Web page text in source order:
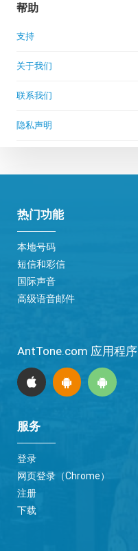
帮助
支持
关于我们
联系我们
隐私声明
热门功能
本地号码
短信和彩信
国际声音
高级语音邮件
AntTone.com 应用程序
服务
登录
网页登录（Chrome）
注册
下载